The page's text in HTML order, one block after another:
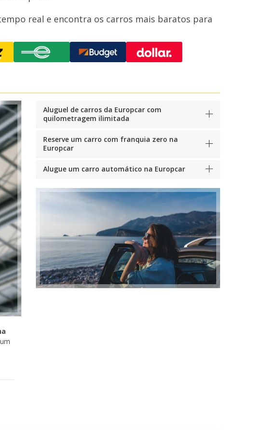
real e encontra os carros mais baratos para
Aluguel de carros da Europcar com
quilometragem ilimitada
Reserve um carro com franquia zero na
Europcar
Alugue um carro automático na Europcar